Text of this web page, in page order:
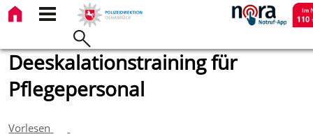
Deeskalationstraining für
Pflegepersonal
Vorlesen